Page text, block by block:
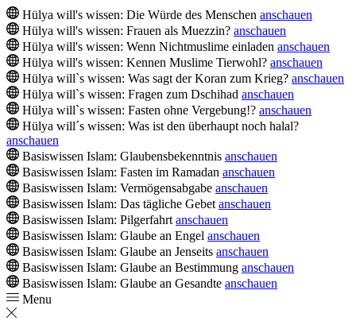
Hülya will's wissen: Die Würde des Menschen anschauen
Hülya will's wissen: Frauen als Muezzin? anschauen
Hülya will's wissen: Wenn Nichtmuslime einladen anschauen
Hülya will's wissen: Kennen Muslime Tierwohl? anschauen
Hülya will`s wissen: Was sagt der Koran zum Krieg? anschauen
Hülya will`s wissen: Fragen zum Dschihad anschauen
Hülya will`s wissen: Fasten ohne Vergebung!? anschauen
Hülya will´s wissen: Was ist den überhaupt noch halal?
anschauen
Basiswissen Islam: Glaubensbekenntnis anschauen
Basiswissen Islam: Fasten im Ramadan anschauen
Basiswissen Islam: Vermögensabgabe anschauen
Basiswissen Islam: Das tägliche Gebet anschauen
Basiswissen Islam: Pilgerfahrt anschauen
Basiswissen Islam: Glaube an Engel anschauen
Basiswissen Islam: Glaube an Jenseits anschauen
Basiswissen Islam: Glaube an Bestimmung anschauen
Basiswissen Islam: Glaube an Gesandte anschauen
Menu